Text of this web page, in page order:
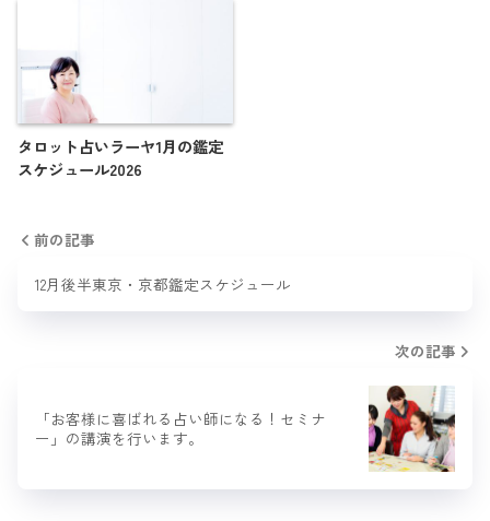
タロット占いラーヤ1月の鑑定
スケジュール2026
前の記事
12月後半東京・京都鑑定スケジュール
次の記事
「お客様に喜ばれる占い師になる！セミナ
ー」の講演を行います。